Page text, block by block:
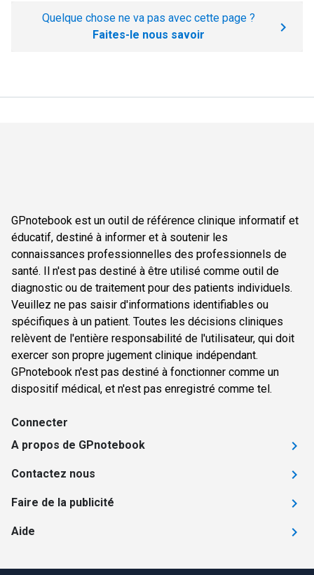
Quelque chose ne va pas avec cette page ?
Faites-le nous savoir
GPnotebook est un outil de référence clinique informatif et
éducatif, destiné à informer et à soutenir les
connaissances professionnelles des professionnels de
santé. Il n'est pas destiné à être utilisé comme outil de
diagnostic ou de traitement pour des patients individuels.
Veuillez ne pas saisir d'informations identifiables ou
spécifiques à un patient. Toutes les décisions cliniques
relèvent de l'entière responsabilité de l'utilisateur, qui doit
exercer son propre jugement clinique indépendant.
GPnotebook n'est pas destiné à fonctionner comme un
dispositif médical, et n'est pas enregistré comme tel.
Connecter
A propos de GPnotebook
Contactez nous
Faire de la publicité
Aide